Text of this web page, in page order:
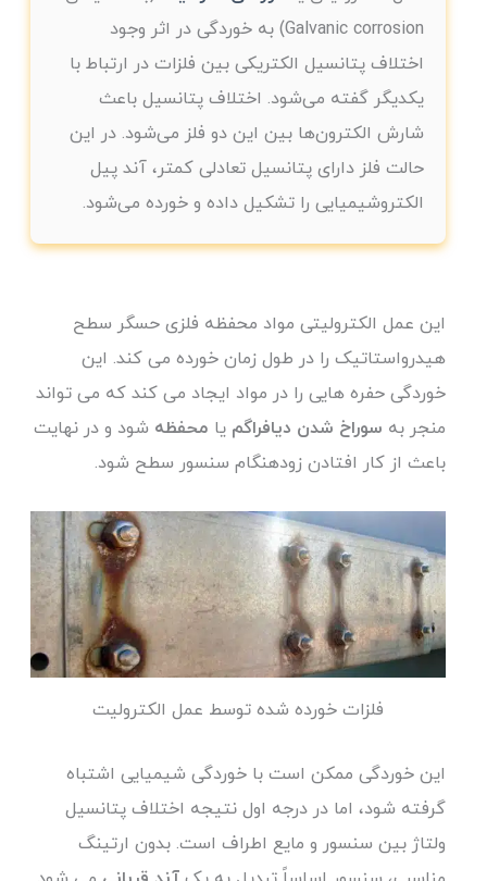
Galvanic corrosion) به خوردگی در اثر وجود
اختلاف پتانسیل الکتریکی بین فلزات در ارتباط با
یکدیگر گفته می‌شود. اختلاف پتانسیل باعث
شارش الکترون‌ها بین این دو فلز می‌شود. در این
حالت فلز دارای پتانسیل تعادلی کمتر، آند پیل
الکتروشیمیایی را تشکیل داده و خورده می‌شود.
این عمل الکترولیتی مواد محفظه فلزی حسگر سطح
هیدرواستاتیک را در طول زمان خورده می کند. این
خوردگی حفره هایی را در مواد ایجاد می کند که می تواند
منجر به سوراخ شدن دیافراگم یا محفظه شود و در نهایت
باعث از کار افتادن زودهنگام سنسور سطح شود.
فلزات خورده شده توسط عمل الکترولیت
این خوردگی ممکن است با خوردگی شیمیایی اشتباه
گرفته شود، اما در درجه اول نتیجه اختلاف پتانسیل
ولتاژ بین سنسور و مایع اطراف است. بدون ارتینگ